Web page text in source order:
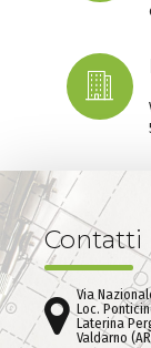
Contatti
Via
Loc.
Laterina
Valdarno